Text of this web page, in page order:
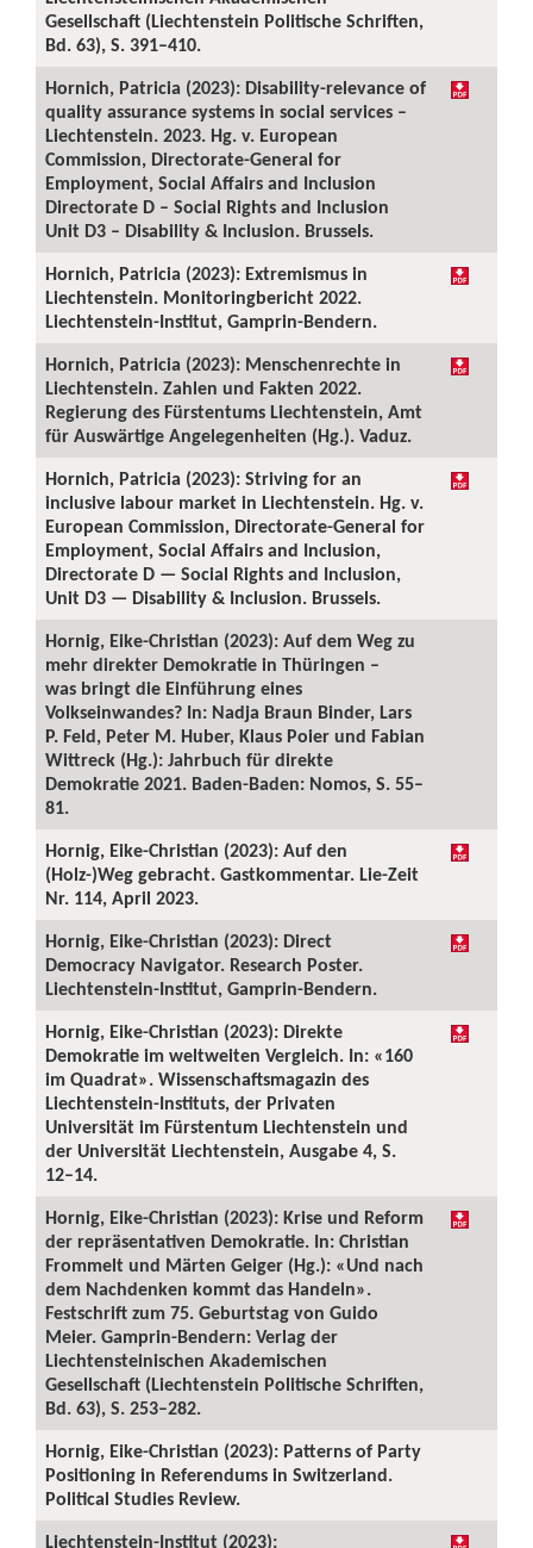
Gesellschaft (Liechtenstein Politische Schriften,
Bd. 63), S. 391–410.
Hornich, Patricia (2023): Disability-relevance of
quality assurance systems in social services –
Liechtenstein. 2023. Hg. v. European
Commission, Directorate-General for
Employment, Social Affairs and Inclusion
Directorate D – Social Rights and Inclusion
Unit D3 – Disability & Inclusion. Brussels.
Hornich, Patricia (2023): Extremismus in
Liechtenstein. Monitoringbericht 2022.
Liechtenstein-Institut, Gamprin-Bendern.
Hornich, Patricia (2023): Menschenrechte in
Liechtenstein. Zahlen und Fakten 2022.
Regierung des Fürstentums Liechtenstein, Amt
für Auswärtige Angelegenheiten (Hg.). Vaduz.
Hornich, Patricia (2023): Striving for an
inclusive labour market in Liechtenstein. Hg. v.
European Commission, Directorate-General for
Employment, Social Affairs and Inclusion,
Directorate D — Social Rights and Inclusion,
Unit D3 — Disability & Inclusion. Brussels.
Hornig, Eike-Christian (2023): Auf dem Weg zu
mehr direkter Demokratie in Thüringen –
was bringt die Einführung eines
Volkseinwandes? In: Nadja Braun Binder, Lars
P. Feld, Peter M. Huber, Klaus Poier und Fabian
Wittreck (Hg.): Jahrbuch für direkte
Demokratie 2021. Baden-Baden: Nomos, S. 55–
81.
Hornig, Eike-Christian (2023): Auf den
(Holz-)Weg gebracht. Gastkommentar. Lie-Zeit
Nr. 114, April 2023.
Hornig, Eike-Christian (2023): Direct
Democracy Navigator. Research Poster.
Liechtenstein-Institut, Gamprin-Bendern.
Hornig, Eike-Christian (2023): Direkte
Demokratie im weltweiten Vergleich. In: «160
im Quadrat». Wissenschaftsmagazin des
Liechtenstein-Instituts, der Privaten
Universität im Fürstentum Liechtenstein und
der Universität Liechtenstein, Ausgabe 4, S.
12–14.
Hornig, Eike-Christian (2023): Krise und Reform
der repräsentativen Demokratie. In: Christian
Frommelt und Märten Geiger (Hg.): «Und nach
dem Nachdenken kommt das Handeln».
Festschrift zum 75. Geburtstag von Guido
Meier. Gamprin-Bendern: Verlag der
Liechtensteinischen Akademischen
Gesellschaft (Liechtenstein Politische Schriften,
Bd. 63), S. 253–282.
Hornig, Eike-Christian (2023): Patterns of Party
Positioning in Referendums in Switzerland.
Political Studies Review.
Liechtenstein-Institut (2023):